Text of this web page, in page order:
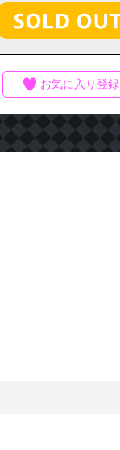
お気に入り登録